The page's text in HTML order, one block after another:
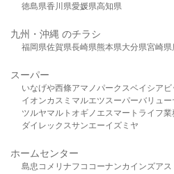
徳島県香川県愛媛県高知県
九州・沖縄 のチラシ
福岡県佐賀県長崎県熊本県大分県宮崎県
スーパー
いなげや西條アマノパークスベイシア
イオンカスミ マルエツスーパーバリュー
ツルヤマルト オギノ エスマート ライフ業
ダイレックスサンエーイズミヤ
ホームセンター
島忠 コメリ ナフコ コーナンカインズア